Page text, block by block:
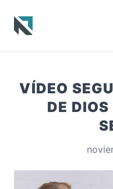
VÍDEO
DE